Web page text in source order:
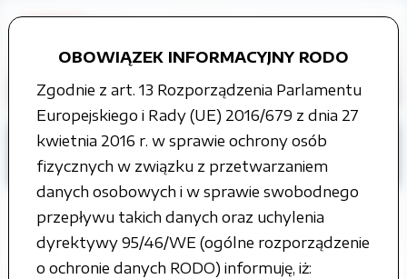
OBOWIĄZEK INFORMACYJNY RODO
Zgodnie z art. 13 Rozporządzenia Parlamentu
Europejskiego i Rady (UE) 2016/679 z dnia 27
kwietnia 2016 r. w sprawie ochrony osób
fizycznych w związku z przetwarzaniem
danych osobowych i w sprawie swobodnego
przepływu takich danych oraz uchylenia
dyrektywy 95/46/WE (ogólne rozporządzenie
o ochronie danych RODO) informuję, iż:
Strona główna
Grupy tematyczne
Wybory samorządowe
2018
Rozporządzenie Prezesa Rady